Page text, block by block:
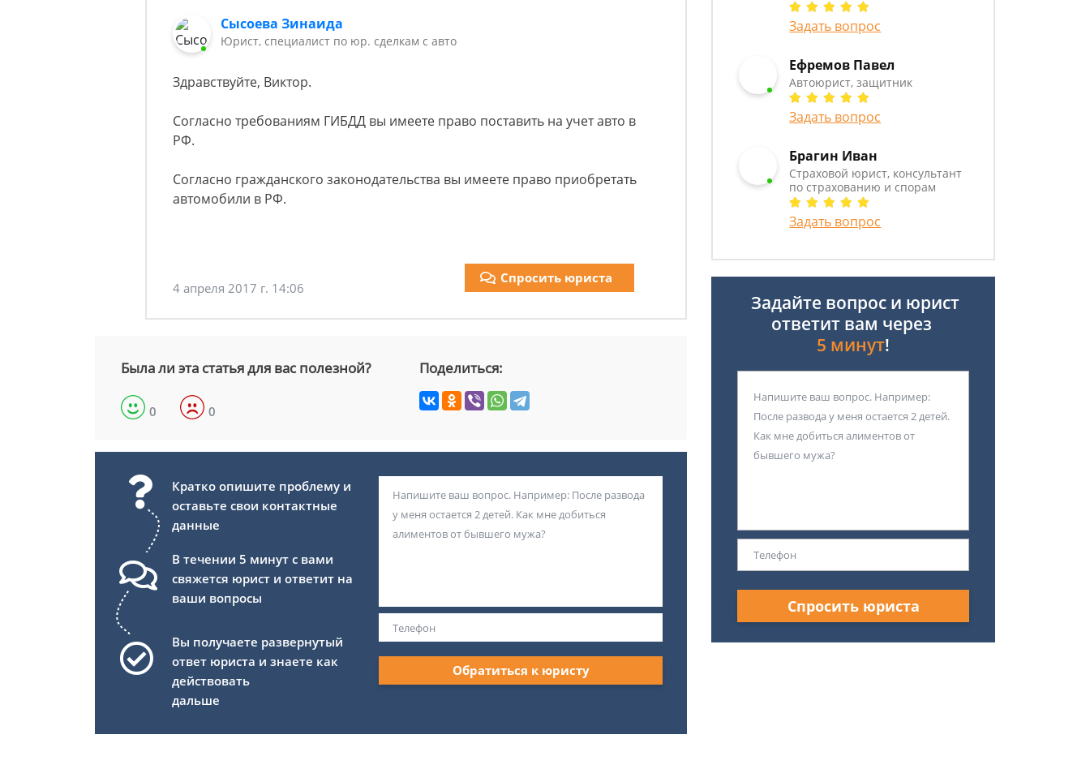
Сысоева Зинаида
Юрист, специалист по юр. сделкам с авто
Здравствуйте, Виктор.
Согласно требованиям ГИБДД вы имеете право поставить на учет авто в
РФ.
Согласно гражданского законодательства вы имеете право приобретать
автомобили в РФ.
4 апреля 2017 г. 14:06
Спросить юриста
Была ли эта статья для вас полезной?
0 0
Поделиться:
Кратко опишите проблему и
оставьте свои контактные
данные
В течении 5 минут с вами
свяжется юрист и ответит на
ваши вопросы
Вы получаете развернутый
ответ юриста и знаете как
действовать
дальше
Обратиться к юристу
Задать вопрос
Ефремов Павел
Автоюрист, защитник
Задать вопрос
Брагин Иван
Страховой юрист, консультант
по страхованию и спорам
Задать вопрос
Задайте вопрос и юрист
ответит вам через
5 минут!
Спросить юриста